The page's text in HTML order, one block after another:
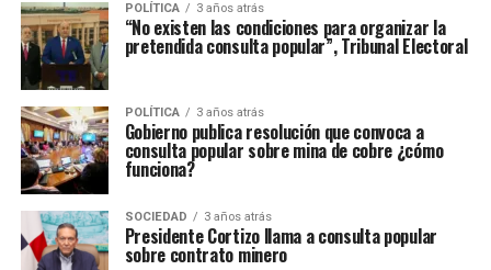
POLÍTICA 3 años atrás
“No existen las condiciones para organizar la
pretendida consulta popular”, Tribunal Electoral
POLÍTICA 3 años atrás
Gobierno publica resolución que convoca a
consulta popular sobre mina de cobre ¿cómo
funciona?
SOCIEDAD 3 años atrás
Presidente Cortizo llama a consulta popular
sobre contrato minero